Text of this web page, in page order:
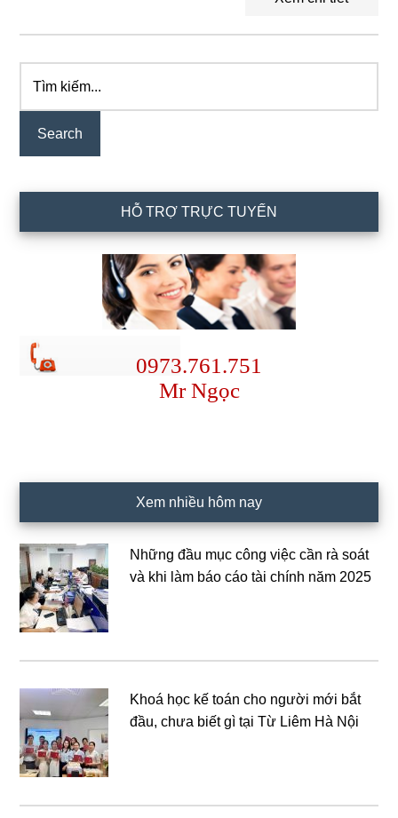
Primary
Sidebar
kiếm...
HỖ TRỢ TRỰC TUYẾN
0973.761.751
Mr Ngọc
Xem nhiều hôm nay
Những đầu mục công việc cần rà soát
và khi làm báo cáo tài chính năm 2025
Khoá học kế toán cho người mới bắt
đầu, chưa biết gì tại Từ Liêm Hà Nội